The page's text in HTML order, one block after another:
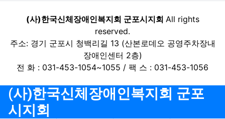
(사)한국신체장애인복지회 군포시지회 All rights
reserved.
주소: 경기 군포시 청백리길 13 (산본로데오 공영주차장내
장애인센터 2층)
전 화 : 031-453-1054~1055 / 팩 스 : 031-453-1056
(사)한국신체장애인복지회 군포
시지회